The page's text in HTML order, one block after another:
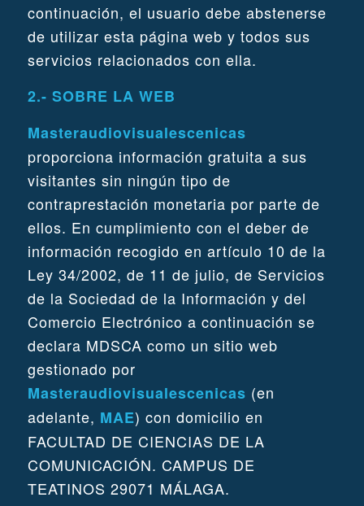
continuación, el usuario debe abstenerse
de utilizar esta página web y todos sus
servicios relacionados con ella.
2.- SOBRE LA WEB
Masteraudiovisualescenicas
proporciona información gratuita a sus
visitantes sin ningún tipo de
contraprestación monetaria por parte de
ellos. En cumplimiento con el deber de
información recogido en artículo 10 de la
Ley 34/2002, de 11 de julio, de Servicios
de la Sociedad de la Información y del
Comercio Electrónico a continuación se
declara MDSCA como un sitio web
gestionado por
Masteraudiovisualescenicas (en
adelante, MAE) con domicilio en
FACULTAD DE CIENCIAS DE LA
COMUNICACIÓN. CAMPUS DE
TEATINOS 29071 MÁLAGA.